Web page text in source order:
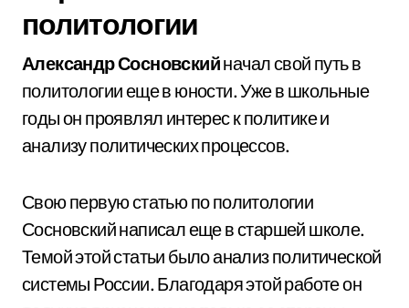
политологии
Александр Сосновскийначал свой путь в
политологии еще в юности. Уже в школьные
годы он проявлял интерес к политике и
анализу политических процессов.
Свою первую статью по политологии
Сосновский написал еще в старшей школе.
Темой этой статьи было анализ политической
системы России. Благодаря этой работе он